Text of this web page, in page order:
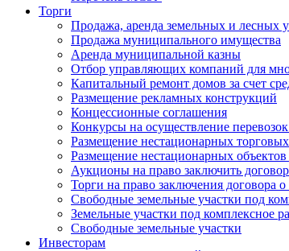
Торги
Продажа, аренда земельных и лесных
Продажа муниципального имущества
Аренда муниципальной казны
Отбор управляющих компаний для
Капитальный ремонт домов за счет
Размещение рекламных конструкций
Концессионные соглашения
Конкурсы на осуществление
Размещение нестационарных
Размещение нестационарных
Аукционы на право заключить
Торги на право заключения договора
Свободные земельные участки под
Земельные участки под комплексное
Свободные земельные участки
Инвесторам